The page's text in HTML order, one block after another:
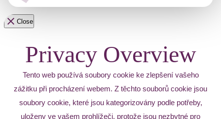
Close
Privacy Overview
Tento web používá soubory cookie ke zlepšení vašeho
zážitku při procházení webem. Z těchto souborů cookie jsou
soubory cookie, které jsou kategorizovány podle potřeby,
uloženy ve vašem prohlížeči, protože jsou nezbytné pro